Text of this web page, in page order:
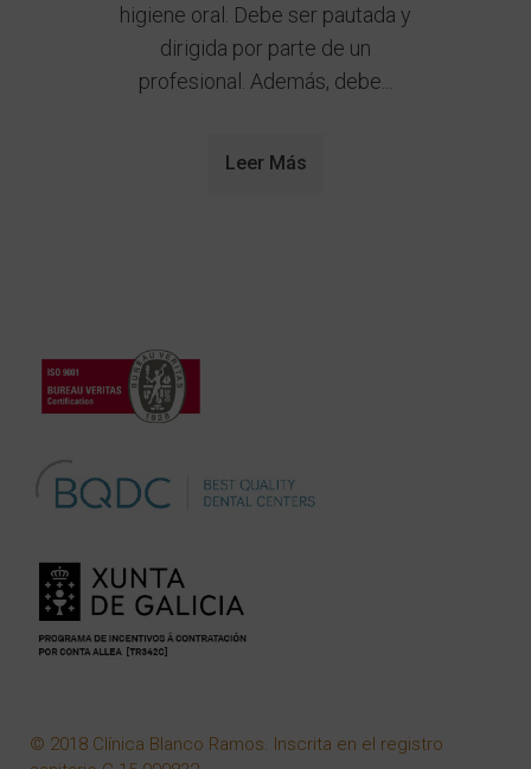
higiene oral. Debe ser pautada y
dirigida por parte de un
profesional. Además, debe...
Leer Más
© 2018 Clínica Blanco Ramos. Inscrita en el registro